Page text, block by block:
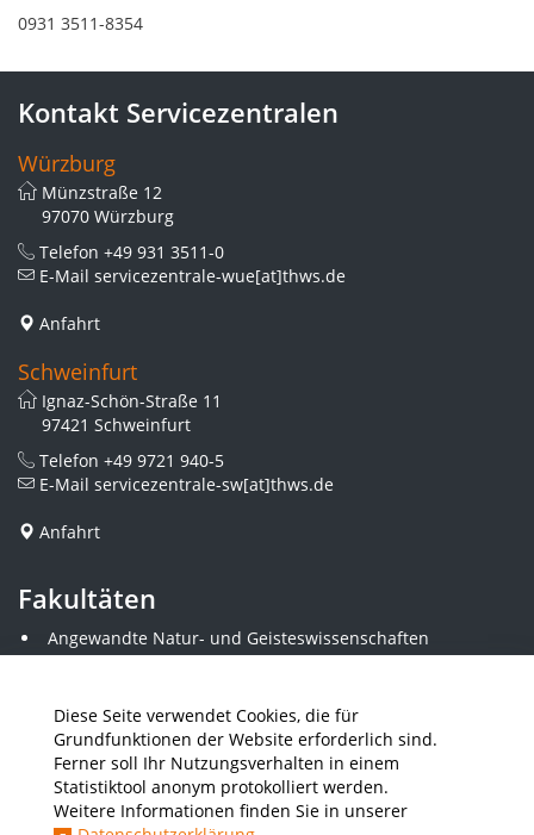
Diese Seite verwendet Cookies, die für
Grundfunktionen der Website erforderlich sind.
Ferner soll Ihr Nutzungsverhalten in einem
Statistiktool anonym protokolliert werden.
Weitere Informationen finden Sie in unserer
0931 3511-8354
Kontakt Servicezentralen
Würzburg
Münzstraße 12
97070 Würzburg
Telefon +49 931 3511-0
E-Mail servicezentrale-wue[at]thws.de
Anfahrt
Schweinfurt
Ignaz-Schön-Straße 11
97421 Schweinfurt
Telefon +49 9721 940-5
E-Mail servicezentrale-sw[at]thws.de
Anfahrt
Fakultäten
Angewandte Natur- und Geisteswissenschaften
Angewandte Sozialwissenschaften
Elektrotechnik
Gestaltung
Informatik und Wirtschaftsinformatik
Kunststofftechnik und Vermessung
Maschinenbau
THWS Business School